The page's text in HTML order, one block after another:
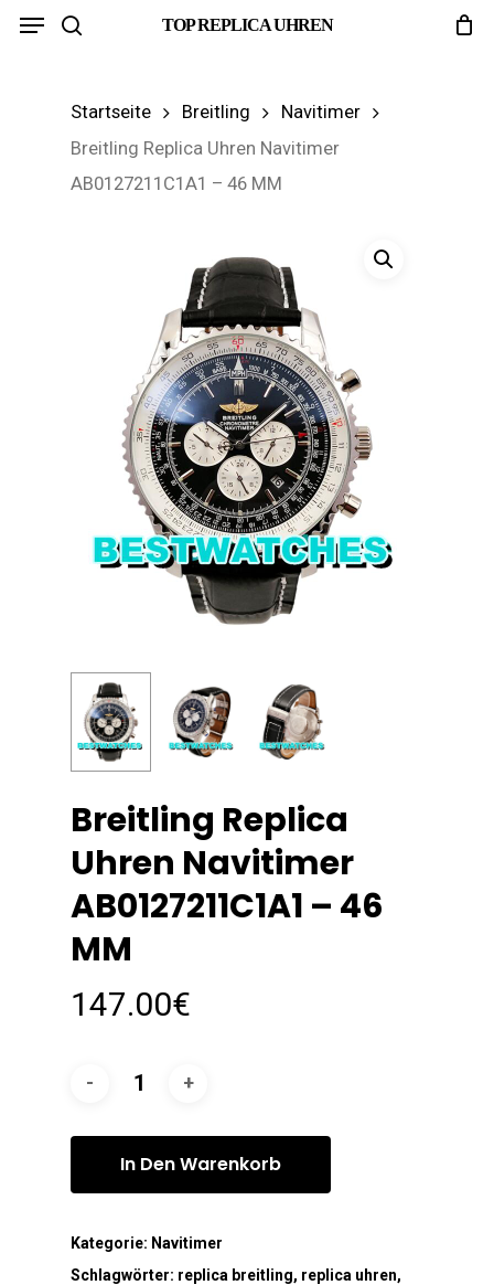
Skip
TOP REPLICA UHREN
Menu
Startseite Breitling
Navitimer
Breitling Replica Uhren Navitimer
AB0127211C1A1 – 46 MM
Breitling Replica
Uhren Navitimer
AB0127211C1A1 – 46
MM
147.00€
In Den Warenkorb
Kategorie: Navitimer
Schlagwörter: replica breitling, replica uhren,